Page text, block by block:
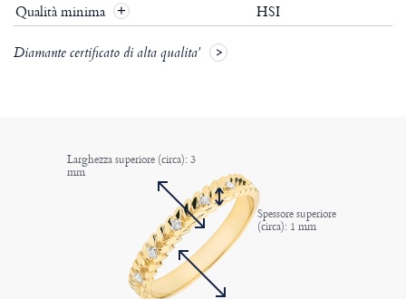
Qualità minima + HSI
Diamante certificato di alta qualita'
Larghezza superiore (circa): 3
mm
Spessore superiore
(circa): 1 mm